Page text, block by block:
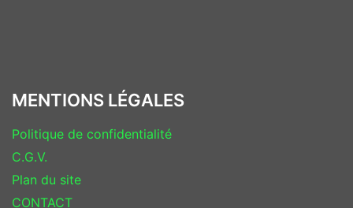
MENTIONS LÉGALES
Politique de confidentialité
C.G.V.
Plan du site
CONTACT